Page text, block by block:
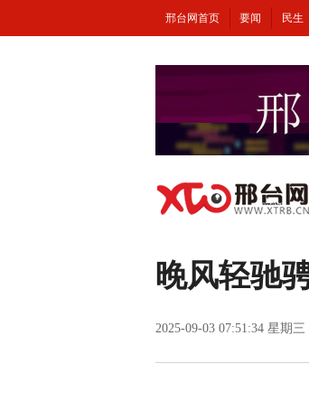
邢台网首页 要闻 民生
晚风轻驰
2025-09-03 07:51:34 星期